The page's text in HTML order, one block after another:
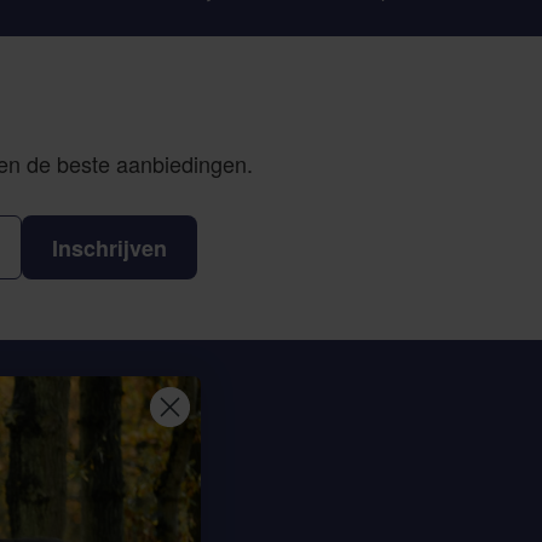
de beste aanbiedingen.
Inschrijven
contact op
Sterrenbergweg 40
BT Soesterberg